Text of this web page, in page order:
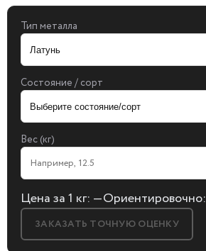
Тип металла
Состояние / сорт
Вес (кг)
Цена за 1 кг: —Ориентировочно:
ЗАКАЗАТЬ ТОЧНУЮ ОЦЕНКУ